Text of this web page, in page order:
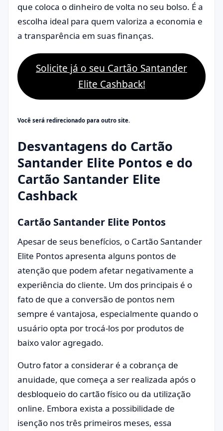
que coloca o dinheiro de volta no seu bolso. É a
escolha ideal para quem valoriza a economia e
a transparência em suas finanças.
Solicite já o seu Cartão Santander
Elite Cashback!
Você será redirecionado para outro site.
Desvantagens do Cartão
Santander Elite Pontos e do
Cartão Santander Elite
Cashback
Cartão Santander Elite Pontos
Apesar de seus benefícios, o Cartão Santander
Elite Pontos apresenta alguns pontos de
atenção que podem afetar negativamente a
experiência do cliente. Um dos principais é o
fato de que a conversão de pontos nem
sempre é vantajosa, especialmente quando o
usuário opta por trocá-los por produtos de
baixo valor agregado.
Outro fator a considerar é a cobrança de
anuidade, que começa a ser realizada após o
desbloqueio do cartão físico ou da utilização
online. Embora exista a possibilidade de
isenção nos três primeiros meses, essa